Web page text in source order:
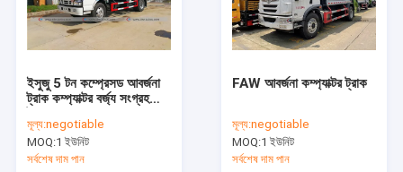
ইসুজু 5 টন কম্প্রেসড আবর্জনা
ট্রাক কম্প্যাক্টর বর্জ্য সংগ্রহ
মূল্য:negotiable
MOQ:1 ইউনিট
সর্বশেষ দাম পান
FAW আবর্জনা কম্প্যাক্টর ট্রাক
মূল্য:negotiable
MOQ:1 ইউনিট
সর্বশেষ দাম পান